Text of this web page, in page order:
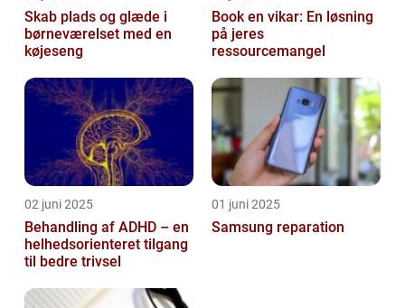
Skab plads og glæde i
børneværelset med en
køjeseng
Book en vikar: En løsning
på jeres
ressourcemangel
02 juni 2025
Behandling af ADHD – en
helhedsorienteret tilgang
til bedre trivsel
01 juni 2025
Samsung reparation